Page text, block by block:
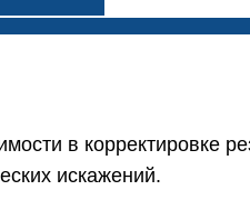
в корректировке
искажений.